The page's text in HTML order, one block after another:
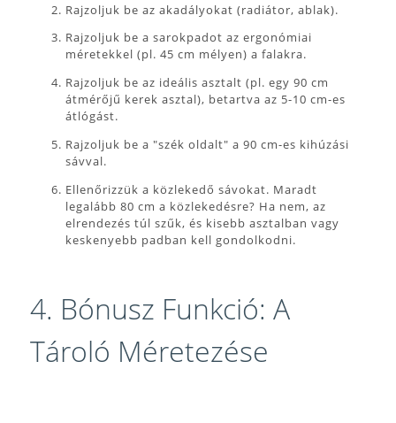
Rajzoljuk be az akadályokat (radiátor, ablak).
Rajzoljuk be a sarokpadot az ergonómiai
méretekkel (pl. 45 cm mélyen) a falakra.
Rajzoljuk be az ideális asztalt (pl. egy 90 cm
átmérőjű kerek asztal), betartva az 5-10 cm-es
átlógást.
Rajzoljuk be a "szék oldalt" a 90 cm-es kihúzási
sávval.
Ellenőrizzük a közlekedő sávokat. Maradt
legalább 80 cm a közlekedésre? Ha nem, az
elrendezés túl szűk, és kisebb asztalban vagy
keskenyebb padban kell gondolkodni.
4. Bónusz Funkció: A
Tároló Méretezése